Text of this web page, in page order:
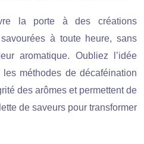
la porte à des créations
à toute heure, sans
aromatique. Oubliez l’idée
méthodes de décaféination
des arômes et permettent de
de saveurs pour transformer